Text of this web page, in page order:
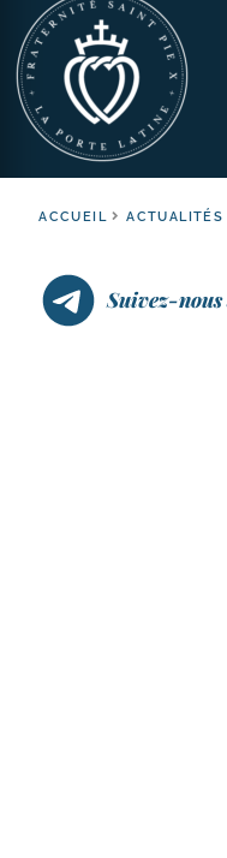
ACCUEIL ACTUALITÉS
Suivez-